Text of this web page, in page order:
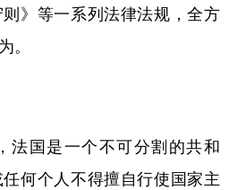
》等一系列法律法规，全方
。
国是一个不可分割的共和
何个人不得擅自行使国家主